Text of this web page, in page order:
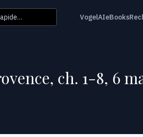
VogelAIeBooks
ch. 1-8, 6